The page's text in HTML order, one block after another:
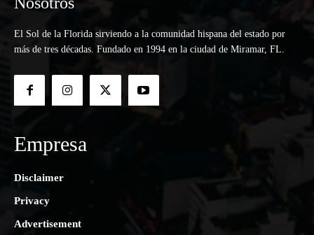
El Sol de la Florida sirviendo a la comunidad hispana del estado por
más de tres décadas. Fundado en 1994 en la ciudad de Miramar, FL.
Empresa
Disclaimer
Privacy
Advertisement